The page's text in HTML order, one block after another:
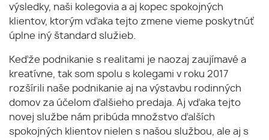
výsledky, naši kolegovia a aj kopec spokojných
klientov, ktorým vďaka tejto zmene vieme poskytnúť
úplne iný štandard služieb.
Keďže podnikanie s realitami je naozaj zaujímavé a
kreatívne, tak som spolu s kolegami v roku 2017
rozšírili naše podnikanie aj na výstavbu rodinných
domov za účelom ďalšieho predaja. Aj vďaka tejto
novej službe nám pribúda množstvo ďalších
spokojných klientov nielen s našou službou, ale aj s